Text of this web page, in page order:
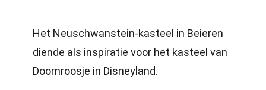
Het Neuschwanstein-kasteel in Beieren
diende als inspiratie voor het kasteel van
Doornroosje in Disneyland.